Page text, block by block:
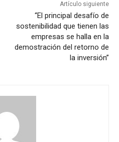
Artículo siguiente
“El principal desafío de
sostenibilidad que tienen las
empresas se halla en la
demostración del retorno de
la inversión”